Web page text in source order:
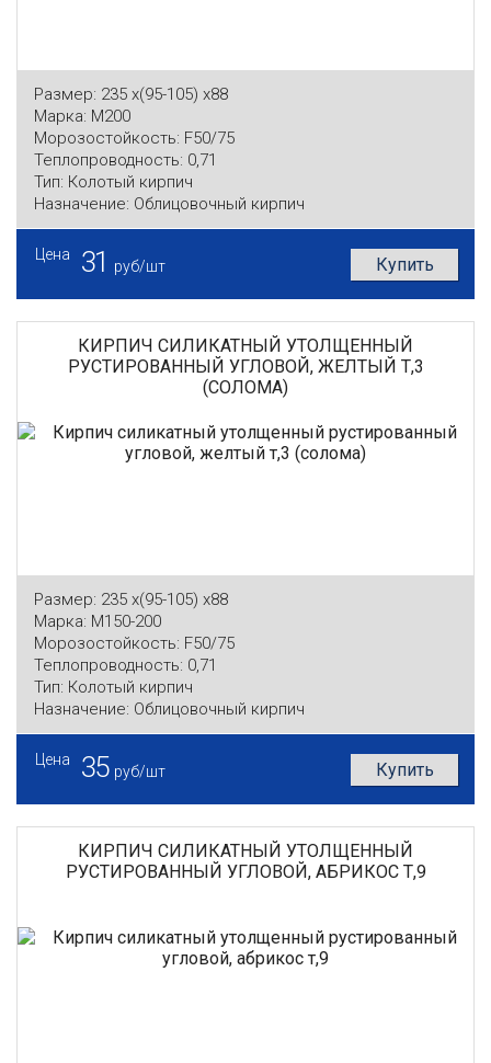
Размер: 235 x(95-105) x88
Марка: М200
Морозостойкость: F50/75
Теплопроводность: 0,71
Тип: Колотый кирпич
Назначение: Облицовочный кирпич
Цена 31 руб/шт Купить
КИРПИЧ СИЛИКАТНЫЙ УТОЛЩЕННЫЙ
РУСТИРОВАННЫЙ УГЛОВОЙ, ЖЕЛТЫЙ Т,3
(СОЛОМА)
Размер: 235 x(95-105) x88
Марка: М150-200
Морозостойкость: F50/75
Теплопроводность: 0,71
Тип: Колотый кирпич
Назначение: Облицовочный кирпич
Цена 35 руб/шт Купить
КИРПИЧ СИЛИКАТНЫЙ УТОЛЩЕННЫЙ
РУСТИРОВАННЫЙ УГЛОВОЙ, АБРИКОС Т,9